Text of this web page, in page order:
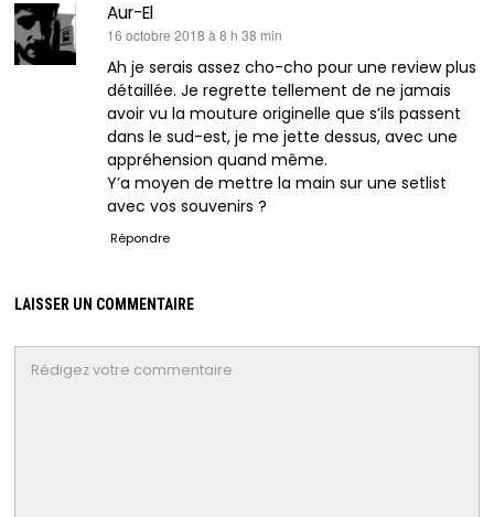
Aur-El
dit :
16 octobre 2018 à 8 h 38 min
Ah je serais assez cho-cho pour une review plus
détaillée. Je regrette tellement de ne jamais
avoir vu la mouture originelle que s’ils passent
dans le sud-est, je me jette dessus, avec une
appréhension quand même.
Y’a moyen de mettre la main sur une setlist
avec vos souvenirs ?
Répondre
LAISSER UN COMMENTAIRE